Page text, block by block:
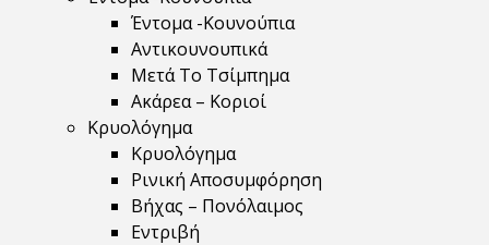
Έντομα -Κουνούπια
Αντικουνουπικά
Μετά Το Τσίμπημα
Ακάρεα – Κοριοί
Κρυολόγημα
Κρυολόγημα
Ρινική Αποσυμφόρηση
Βήχας – Πονόλαιμος
Εντριβή